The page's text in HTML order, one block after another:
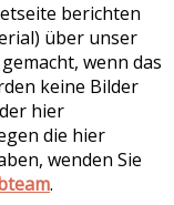
berichten
über unser
wenn das
keine Bilder
hier
die hier
wenden Sie
.